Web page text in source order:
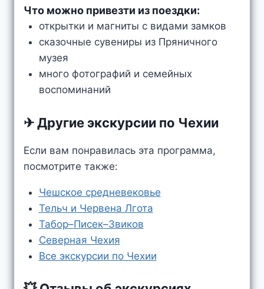
Что можно привезти из поездки:
открытки и магниты с видами замков
сказочные сувениры из Пряничного
музея
много фотографий и семейных
воспоминаний
✈ Другие экскурсии по Чехии
Если вам понравилась эта программа,
посмотрите также:
Чешское средневековье
Тельч и Червена Лгота
Табор–Писек–Звиков
Северная Чехия
Все экскурсии по Чехии